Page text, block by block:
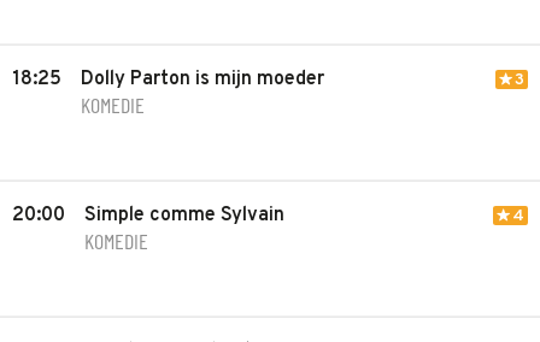
18:25 Dolly Parton is mijn moeder
KOMEDIE
3
20:00 Simple comme Sylvain
KOMEDIE
4